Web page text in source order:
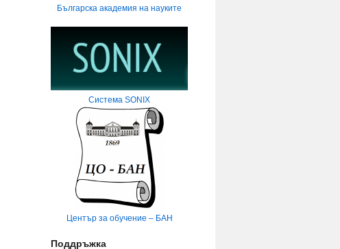
Българска академия на науките
Система SONIX
Център за обучение – БАН
Поддръжка